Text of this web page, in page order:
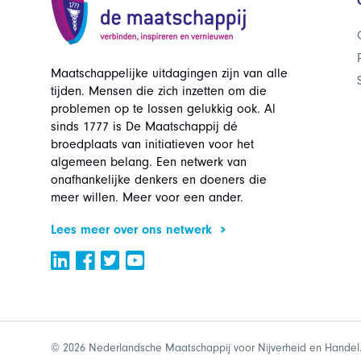
Maatschappelijke uitdagingen zijn van alle
tijden. Mensen die zich inzetten om die
problemen op te lossen gelukkig ook. Al
sinds 1777 is De Maatschappij dé
broedplaats van initiatieven voor het
algemeen belang. Een netwerk van
onafhankelijke denkers en doeners die
meer willen. Meer voor een ander.
Lees meer over ons netwerk
© 2026 Nederlandsche Maatschappij voor Nijverheid en